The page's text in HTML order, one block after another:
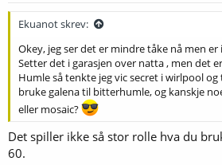
Ekuanot skrev:
Okey, jeg ser det er mindre tåke nå men
Setter det i garasjen over natta , men det
Humle så tenkte jeg vic secret i wirlpool
bruke galena til bitterhumle, og kanskje
eller mosaic?
Det spiller ikke så stor rolle hva du
60.